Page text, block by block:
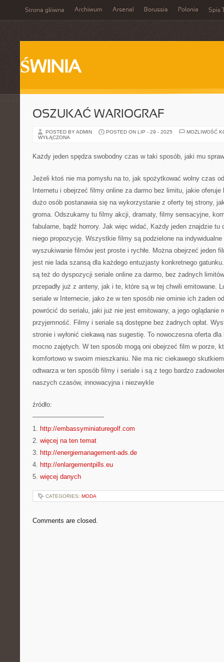
Strona główna Archiwum Arsenal Borussia Polonia Spis
ŚWINIA
OSZUKAĆ WARIOGRAF
POSTED BY ADMIN POSTED ON LIP - 29 - 2025
MOŻLIWOŚĆ
WYŁĄCZONA
Każdy jeden spędza swobodny czas w taki sposób, jaki mu
Jeżeli ktoś nie ma pomysłu na to, jak spożytkować wolny czas
Internetu i obejrzeć filmy online za darmo bez limitu, jakie oferuje
dużo osób postanawia się na wykorzystanie z oferty tej strony,
groma. Odszukamy tu filmy akcji, dramaty, filmy sensacyjne,
fabularne, bądź horrory. Jak więc widać, Każdy jeden znajdzie tu
niego propozycję. Wszystkie filmy są podzielone na
wyszukiwanie filmów jest proste i rychłe. Można obejrzeć jeden
jest nie lada szansą dla każdego entuzjasty konkretnego
są też do dyspozycji seriale online za darmo, bez żadnych
przepadły już z anteny, jak i te, które są w tej chwili emitowane.
seriale w Internecie, jako że w ten sposób nie ominie ich żaden
powrócić do serialu, jaki już nie jest emitowany, a jego oglądanie
przyjemność. Filmy i seriale są dostępne bez żadnych opłat.
stronie i wyłonić ciekawą nas sugestię. To nowoczesna oferta
mocno zajętych. W ten sposób mogą oni obejrzeć film w porze,
komfortowo w swoim mieszkaniu. Nie ma nic ciekawego
odtwarza w ten sposób filmy i seriale i są z tego bardzo
naszych czasów, innowacyjna i niezwykle
źródło:
———————————
1. http://embassyminiaturegolf.com
2. więcej na ten temat
3. http://energiemanagement-ads.de
4. http://enlargementpills.eu
5. więcej danych
CATEGORIES: MODA
Comments are closed.